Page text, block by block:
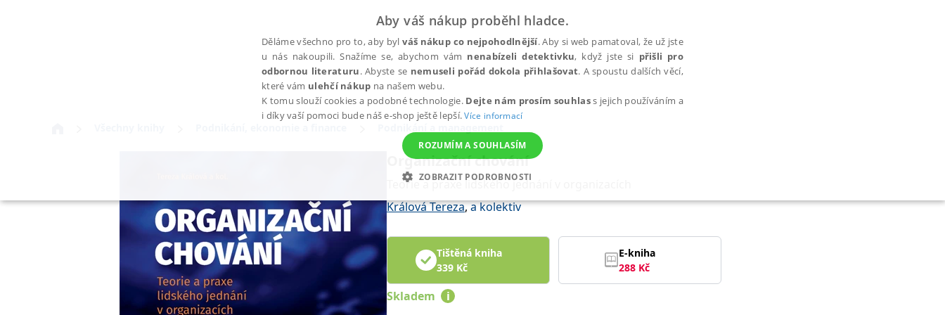
Organizační chování
Teorie a praxe lidského jednání v organizacích
Králová Tereza,a kolektiv
Tištěná kniha
339 Kč
E-kniha
288 Kč
Skladem i
Aby váš nákup proběhl hladce.
Děláme všechno pro to, aby bylváš nákup co nejpohodlnější. Aby si web pamatoval, že už jste
u nás nakoupili. Snažíme se, abychom vám nenabízeli detektivku, když jste si přišli pro
odbornou literaturu. Abyste se nemuseli pořád dokola přihlašovat. A spoustu dalších věcí,
které vám ulehčí nákup na našem webu.
K tomu slouží cookies a podobné technologie. Dejte nám prosím souhlass jejich používáním a
i díky vaší pomoci bude náš e-shop ještě lepší.Více informací
ROZUMÍM A SOUHLASÍM
ZOBRAZIT PODROBNOSTI
NEZBYTNÉ ANALYTICKÉ MARKETINGOVÉ FUNKČNÍ NEZAŘAZENÉ SOUBORY
Nezbytné Analytické Marketingové Nezařazené soubory
Nezbytně nutné soubory cookie umožňují základní funkce webových stránek, jako je přihlášení uživatele a správa účtu. Webové stránky nelze bez nezbytně nutných souborů cookie správně používat.
Provider /